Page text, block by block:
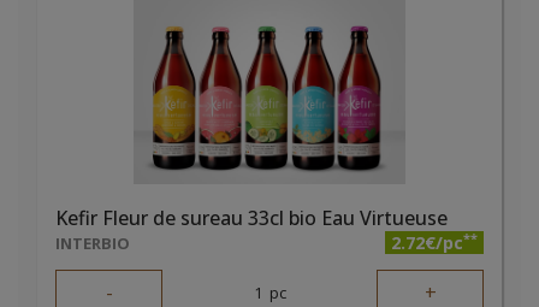
Kefir Fleur de sureau 33cl bio Eau Virtueuse
INTERBIO 2.72€/pc**
- 1 pc +